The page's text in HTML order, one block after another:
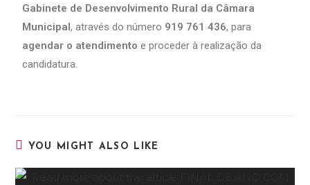
Gabinete de Desenvolvimento Rural da Câmara
Municipal, através do número 919 761 436, para
agendar o atendimento e proceder à realização da
candidatura.
YOU MIGHT ALSO LIKE